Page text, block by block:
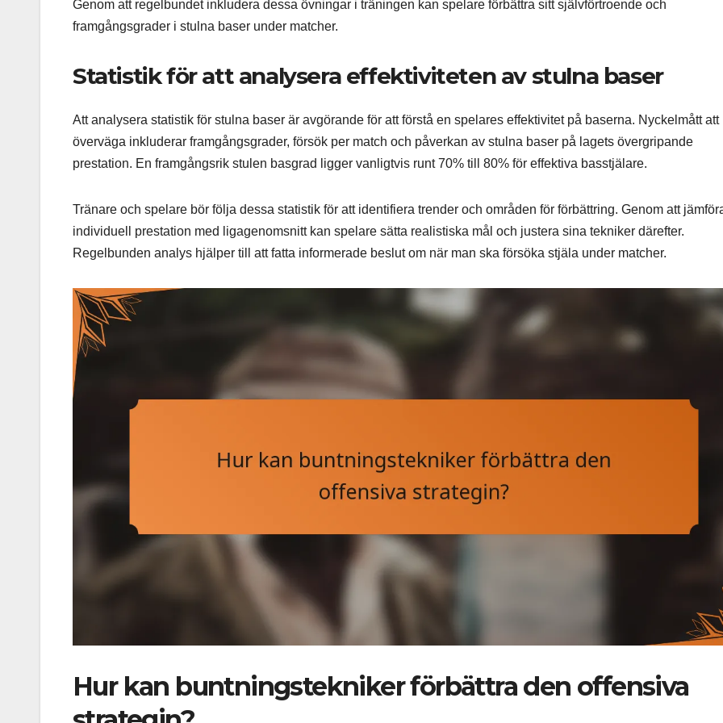
Genom att regelbundet inkludera dessa övningar i träningen kan spelare förbättra sitt självförtroende och
framgångsgrader i stulna baser under matcher.
Statistik för att analysera effektiviteten av stulna baser
Att analysera statistik för stulna baser är avgörande för att förstå en spelares effektivitet på baserna. Nyckelmått att
överväga inkluderar framgångsgrader, försök per match och påverkan av stulna baser på lagets övergripande
prestation. En framgångsrik stulen basgrad ligger vanligtvis runt 70% till 80% för effektiva basstjälare.
Tränare och spelare bör följa dessa statistik för att identifiera trender och områden för förbättring. Genom att
individuell prestation med ligagenomsnitt kan spelare sätta realistiska mål och justera sina tekniker därefter.
Regelbunden analys hjälper till att fatta informerade beslut om när man ska försöka stjäla under matcher.
Hur kan buntningstekniker förbättra den offensiva